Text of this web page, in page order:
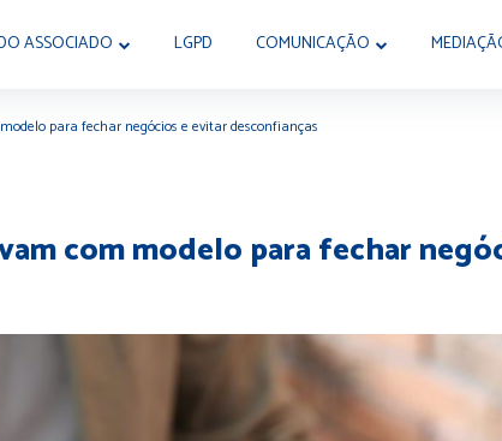
ASSOCIADO LGPD COMUNICAÇÃO
para fechar negócios e evitar desconfianças
com modelo para fechar